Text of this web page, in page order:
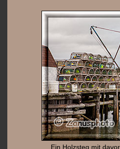
Ein Holzsteg mit